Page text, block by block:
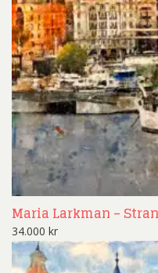
Maria Larkman –
34.000 kr